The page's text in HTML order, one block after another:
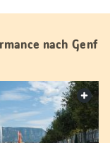
nach Genf